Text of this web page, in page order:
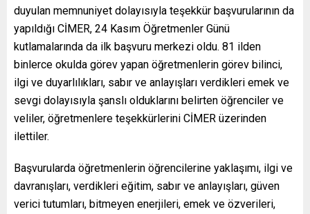
duyulan memnuniyet dolayısıyla teşekkür başvurularının da
yapıldığı CİMER, 24 Kasım Öğretmenler Günü
kutlamalarında da ilk başvuru merkezi oldu. 81 ilden
binlerce okulda görev yapan öğretmenlerin görev bilinci,
ilgi ve duyarlılıkları, sabır ve anlayışları verdikleri emek ve
sevgi dolayısıyla şanslı olduklarını belirten öğrenciler ve
veliler, öğretmenlere teşekkürlerini CİMER üzerinden
ilettiler.
Başvurularda öğretmenlerin öğrencilerine yaklaşımı, ilgi ve
davranışları, verdikleri eğitim, sabır ve anlayışları, güven
verici tutumları, bitmeyen enerjileri, emek ve özverileri,